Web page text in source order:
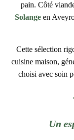
pain. Côté
Solange en
Cette sélection
cuisine maison,
choisi avec soin
Un